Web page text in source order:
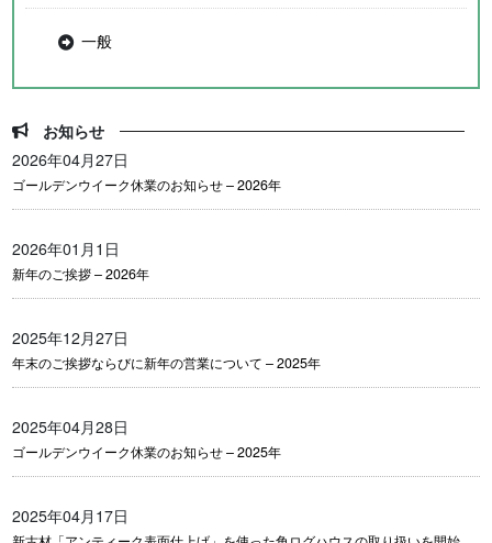
一般
お知らせ
2026年04月27日
ゴールデンウイーク休業のお知らせ – 2026年
2026年01月1日
新年のご挨拶 – 2026年
2025年12月27日
年末のご挨拶ならびに新年の営業について – 2025年
2025年04月28日
ゴールデンウイーク休業のお知らせ – 2025年
2025年04月17日